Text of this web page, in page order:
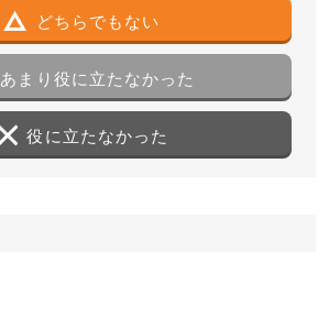
どちらでもない
あまり役に立たなかった
役に立たなかった